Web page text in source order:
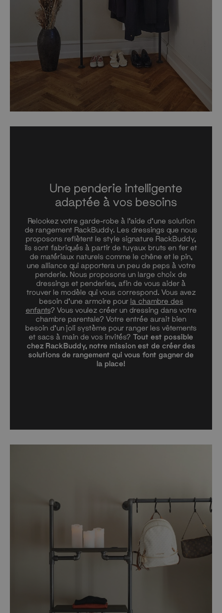
Une penderie intelligente
adaptée à vos besoins
Relookez votre garde-robe à l’aide d’une solution
de rangement RackBuddy. Les dressings que nous
proposons reflètent le style signature RackBuddy,
ils sont fabriqués à partir de tuyaux bruts en fer et
de matériaux naturels comme le chêne et le pin,
une alliance qui apportera un peu de peps à votre
penderie. Nous proposons un large choix de
dressings et penderies, afin de vous aider à
trouver le modèle qui vous correspond. Vous avez
besoin d’une armoire pour la chambre des
enfants? Vous voulez créer un dressing dans votre
chambre parentale? Votre entrée aurait bien
besoin d’un joli système pour ranger les vêtements
et sacs à main de vos invités? Tout est possible
chez RackBuddy, notre mission est de créer des
solutions de rangement qui vous font gagner de
la place!